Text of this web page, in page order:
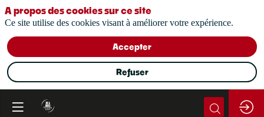
A propos des cookies sur ce site
Ce site utilise des cookies visant à améliorer votre expérience.
Accepter
Refuser